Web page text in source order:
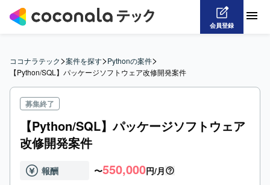
会員登録
ココナラテック>案件を探す>Pythonの案件>
【Python/SQL】パッケージソフトウェア改修開発案件
募集終了
【Python/SQL】パッケージソフトウェア
改修開発案件
報酬 〜550,000円/月